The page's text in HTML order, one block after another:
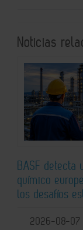
Noticias
BASF detecta
químico
los desafíos
2026-08-07